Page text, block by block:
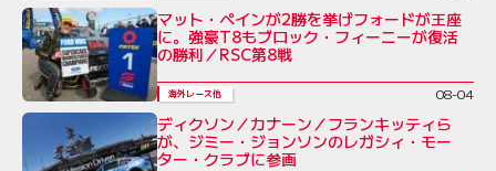
マット・ペインが2勝を挙げフォードが王座
に。強豪T8もブロック・フィーニーが復活
の勝利／RSC第8戦
海外レース他 08-04
ディクソン／カナーン／フランキッティら
が、ジミー・ジョンソンのレガシィ・モー
ター・クラブに参画